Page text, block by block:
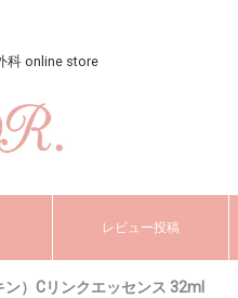
科 online store
レビュー投稿
）Cリンクエッセンス 32ml